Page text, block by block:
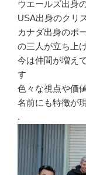
ウエールズ出身
USA出身のクリス
カナダ出身のポ
の三人が立ち上
今は仲間が増え
す
色々な視点や価
名前にも特徴が
.